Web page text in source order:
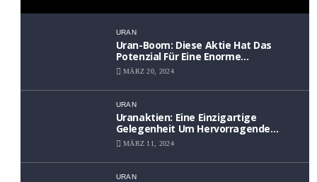
URAN
Uran-Boom: Diese Aktie Hat Das
Potenzial Für Eine Enorme
Wertsteigerung
MÄRZ 20, 2024
URAN
Uranaktien: Eine Einzigartige
Gelegenheit Um Hervorragende
Renditen Zu Erzielen
MÄRZ 11, 2024
URAN